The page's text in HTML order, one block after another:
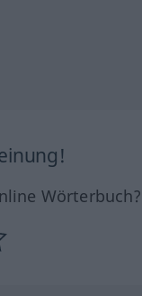
Wörterbuch?